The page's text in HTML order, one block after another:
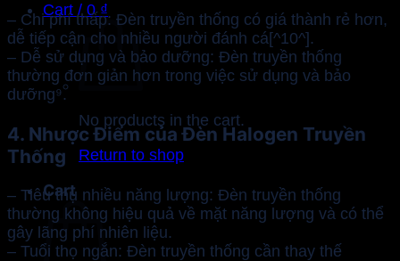
Cart / 0 ₫
No products in the cart.
Return to shop
Cart
– Chi phí thấp: Đèn truyền thống có giá thành rẻ hơn,
dễ tiếp cận cho nhiều người đánh cá[^10^].
– Dễ sử dụng và bảo dưỡng: Đèn truyền thống
thường đơn giản hơn trong việc sử dụng và bảo
dưỡng⁹.
4. Nhược Điểm của Đèn Halogen Truyền
Thống
– Tiêu thụ nhiều năng lượng: Đèn truyền thống
thường không hiệu quả về mặt năng lượng và có thể
gây lãng phí nhiên liệu.
– Tuổi thọ ngắn: Đèn truyền thống cần thay thế